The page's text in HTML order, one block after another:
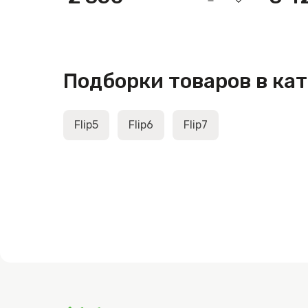
Подборки товаров в
Flip5 Flip6 Flip7